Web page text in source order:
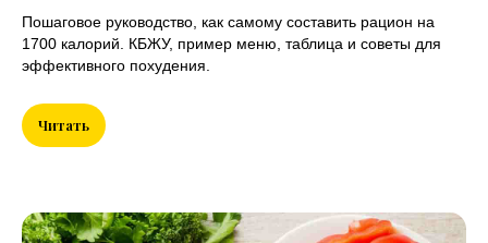
Пошаговое руководство, как самому составить рацион на
1700 калорий. КБЖУ, пример меню, таблица и советы для
эффективного похудения.
Читать